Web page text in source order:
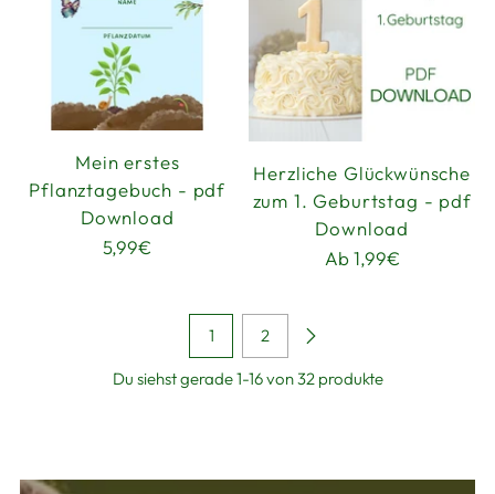
Mein erstes
Pflanztagebuch - pdf
Download
5,99€
Herzliche Glückwünsche
zum 1. Geburtstag - pdf
Download
Ab 1,99€
1 2
Du siehst gerade 1-16 von 32 produkte